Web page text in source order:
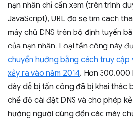
nạn nhân chỉ cần xem (trên trình
JavaScript), URL đó sẽ tìm cách
máy chủ DNS trên bộ định tuyến
của nạn nhân. Loại tấn công này
chuyển hướng bằng cách truy cập
xảy ra vào năm 2014. Hơn 300.000
dây dễ bị tấn công đã bị khai thác
chế độ cài đặt DNS và cho phép
hướng người dùng đến các máy